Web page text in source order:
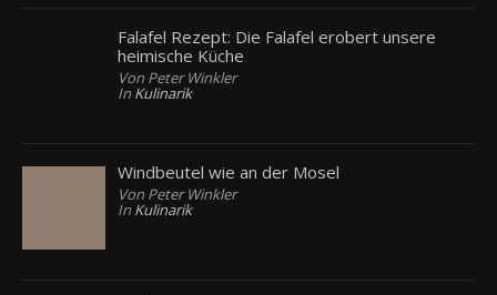
Falafel Rezept: Die Falafel erobert unsere
heimische Küche
Von Peter Winkler
In Kulinarik
Windbeutel wie an der Mosel
Von Peter Winkler
In Kulinarik